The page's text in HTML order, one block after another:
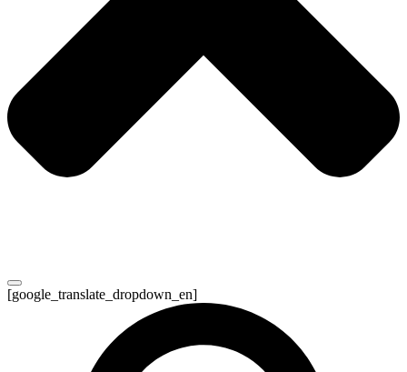
[google_translate_dropdown_en]